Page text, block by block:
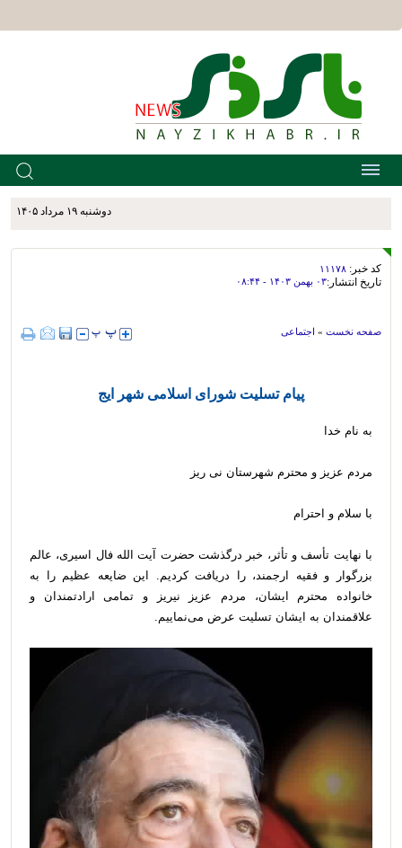
دوشنبه ۱۹ مرداد ۱۴۰۵
کد خبر: ۱۱۱۷۸
تاریخ انتشار:۰۳ بهمن ۱۴۰۳ - ۰۸:۴۴
صفحه نخست » اجتماعی
پیام تسلیت شورای اسلامی شهر ایج
به نام خدا
مردم عزیز و محترم شهرستان نی ریز
با سلام و احترام
با نهایت تأسف و تأثر، خبر درگذشت حضرت آیت الله فال اسیری، عالم
بزرگوار و فقیه ارجمند، را دریافت کردیم. این ضایعه عظیم را به
خانواده محترم ایشان، مردم عزیز نیریز و تمامی ارادتمندان و
علاقمندان به ایشان تسلیت عرض می‌نماییم.